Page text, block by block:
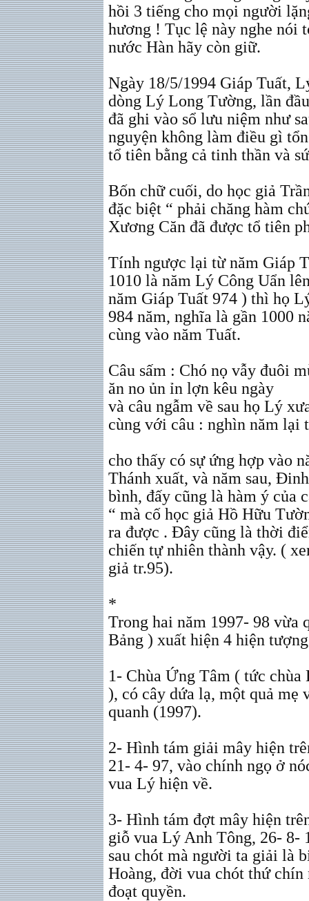
hồi 3 tiếng cho mọi người
hương ! Tục lệ này nghe nói
nước Hàn hãy còn giữ.
Ngày 18/5/1994 Giáp Tuất,
dòng Lý Long Tường, lần
đã ghi vào sổ lưu niệm như
nguyện không làm điều gì
tổ tiên bằng cả tinh thần và
Bốn chữ cuối, do học giả
đặc biệt “ phải chăng hàm
Xương Căn đã được tổ tiên
Tính ngược lại từ năm Giáp
1010 là năm Lý Công Uẩn
năm Giáp Tuất 974 ) thì họ
984 năm, nghĩa là gần 1000
cùng vào năm Tuất.
Câu sấm : Chó nọ vẫy đuôi
ăn no ủn ỉn lợn kêu ngày
và câu ngẫm về sau họ Lý
cùng với câu : nghìn năm lại
cho thấy có sự ứng hợp vào
Thánh xuất, và năm sau,
bình, đấy cũng là hàm ý của
“ mà cố học giả Hồ Hữu
ra được . Đây cũng là thời
chiến tự nhiên thành vậy. (
giả tr.95).
*
Trong hai năm 1997- 98 vừa
Bảng ) xuất hiện 4 hiện
1- Chùa Ứng Tâm ( tức
), có cây dứa lạ, một quả mẹ
quanh (1997).
2- Hình tám giải mây hiện
21- 4- 97, vào chính ngọ ở
vua Lý hiện về.
3- Hình tám đợt mây hiện
giỗ vua Lý Anh Tông, 26- 8-
sau chót mà người ta giải là
Hoàng, đời vua chót thứ
đoạt quyền.